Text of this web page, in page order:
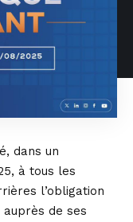
dans un
à tous les
l’obligation
de ses